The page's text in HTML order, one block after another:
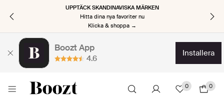
UPPTÄCK SKANDINAVISKA MÄRKEN
Hitta dina nya favoriter nu
Klicka & shoppa →
Boozt App
4.6
installera
0 0